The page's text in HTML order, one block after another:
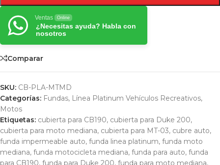
Ventas Online
¿Necesitas ayuda? Habla con
nosotros
Comparar
SKU: CB-PLA-MTMD
Categorías: Fundas, Línea Platinum Vehículos Recreativos,
Motos
Etiquetas: cubierta para CB190, cubierta para Duke 200,
cubierta para moto mediana, cubierta para MT-03, cubre auto,
funda impermeable auto, funda linea platinum, funda moto
mediana, funda motocicleta mediana, funda para auto, funda
para CB190, funda para Duke 200, funda para moto mediana,